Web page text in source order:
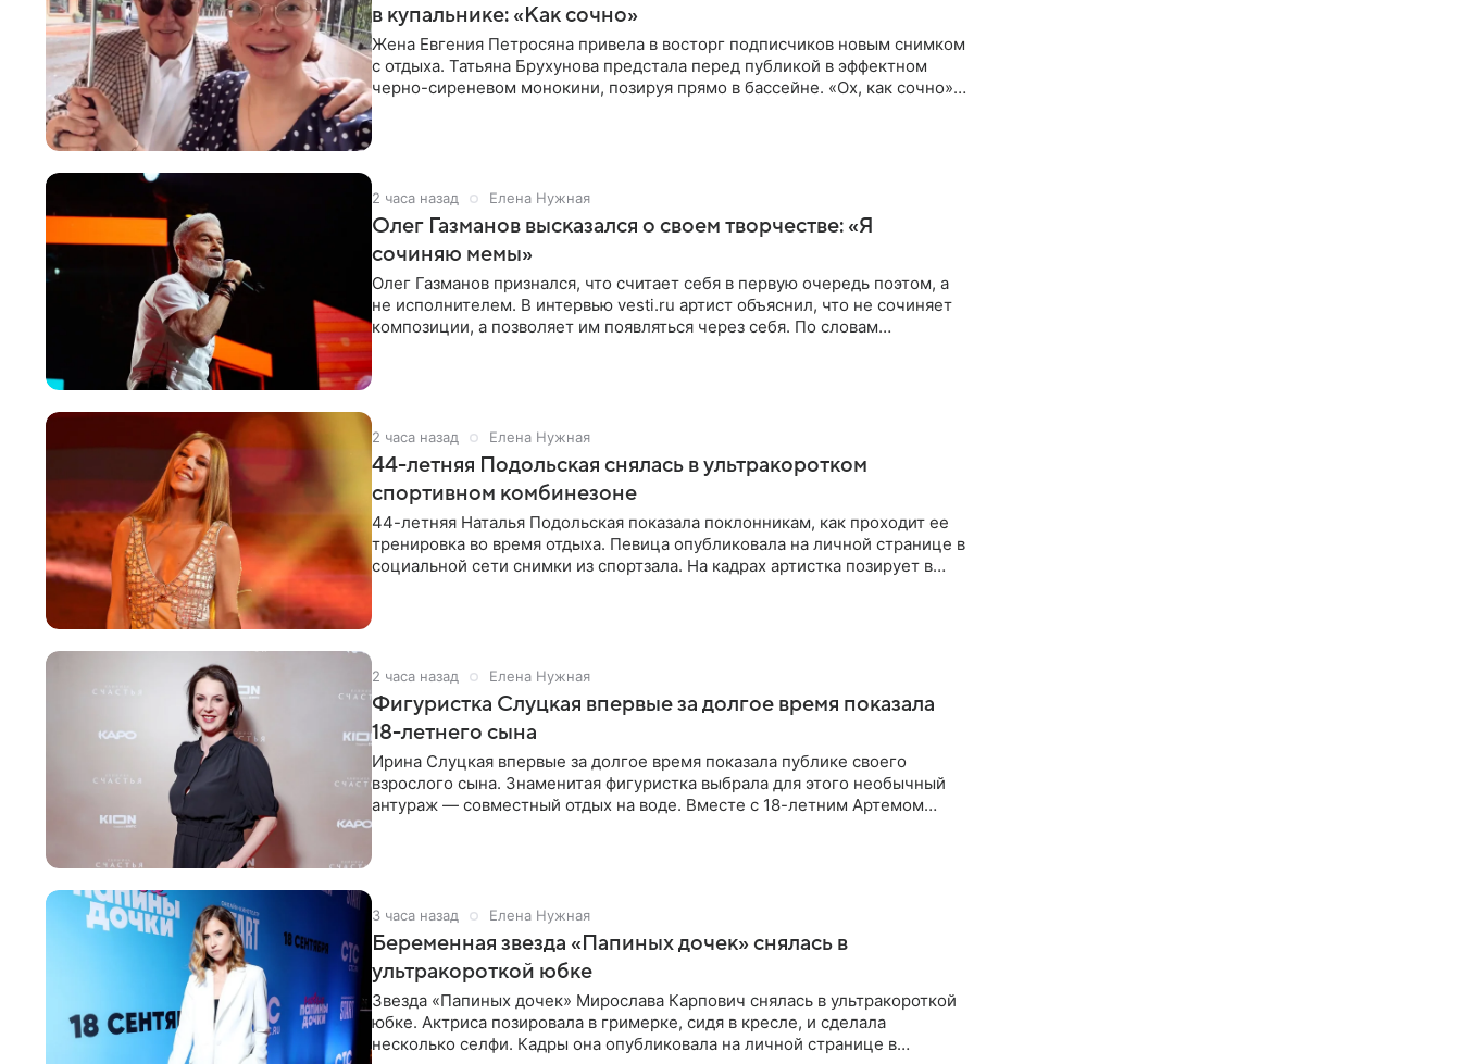
в купальнике: «Как сочно»
Жена Евгения Петросяна привела в восторг подписчиков новым снимком
с отдыха. Татьяна Брухунова предстала перед публикой в эффектном
черно-сиреневом монокини, позируя прямо в бассейне. «Ох, как сочно»,
2 часа назад Елена Нужная
Олег Газманов высказался о своем творчестве: «Я
сочиняю мемы»
Олег Газманов признался, что считает себя в первую очередь поэтом, а
не исполнителем. В интервью vesti.ru артист объяснил, что не сочиняет
композиции, а позволяет им появляться через себя. По словам
2 часа назад Елена Нужная
44-летняя Подольская снялась в ультракоротком
спортивном комбинезоне
44-летняя Наталья Подольская показала поклонникам, как проходит ее
тренировка во время отдыха. Певица опубликовала на личной странице в
социальной сети снимки из спортзала. На кадрах артистка позирует в
2 часа назад Елена Нужная
Фигуристка Слуцкая впервые за долгое время показала
18-летнего сына
Ирина Слуцкая впервые за долгое время показала публике своего
взрослого сына. Знаменитая фигуристка выбрала для этого необычный
антураж — совместный отдых на воде. Вместе с 18-летним Артемом
3 часа назад Елена Нужная
Беременная звезда «Папиных дочек» снялась в
ультракороткой юбке
Звезда «Папиных дочек» Мирослава Карпович снялась в ультракороткой
юбке. Актриса позировала в гримерке, сидя в кресле, и сделала
несколько селфи. Кадры она опубликовала на личной странице в